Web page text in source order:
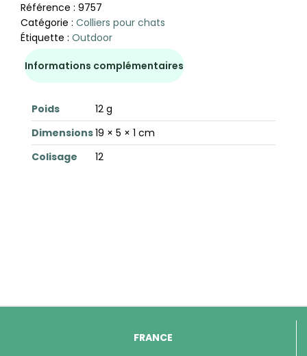
Référence : 9757
Catégorie : Colliers pour chats
Étiquette : Outdoor
Informations complémentaires
Poids
12 g
Dimensions19 × 5 × 1 cm
Colisage
12
FRANCE